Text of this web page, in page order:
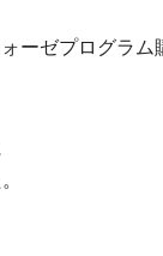
ーゼプログラム